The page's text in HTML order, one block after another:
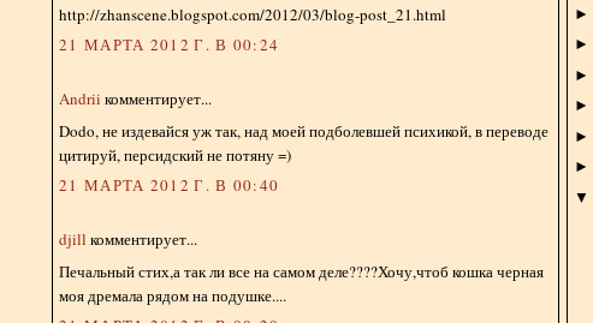
http://zhanscene.blogspot.com/2012/03/blog-post_21.html
21 МАРТА 2012 Г. В 00:24
Andrii комментирует...
Dodo, не издевайся уж так, над моей подболевшей психикой, в переводе
цитируй, персидский не потяну =)
21 МАРТА 2012 Г. В 00:40
djill комментирует...
Печальный стих,а так ли все на самом деле????Хочу,чтоб кошка черная
моя дремала рядом на подушке....
►
►
►
►
►
►
▼